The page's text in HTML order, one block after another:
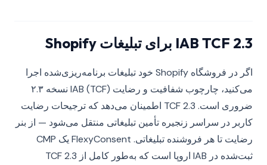
IAB TCF 2.3 برای تبلیغات Shopify
اگر در فروشگاه Shopify خود تبلیغات برنامه‌ریزی‌شده اجرا
می‌کنید، چارچوب شفافیت و رضایت IAB (TCF) نسخه ۲.۳
ضروری است. TCF 2.3 اطمینان می‌دهد که ترجیحات رضایت
کاربر در سراسر زنجیره تأمین تبلیغاتی منتقل می‌شود — از بنر
رضایت تا هر فروشنده تبلیغاتی. FlexyConsent یک CMP
ثبت‌شده در IAB اروپا است که به‌طور کامل از TCF 2.3